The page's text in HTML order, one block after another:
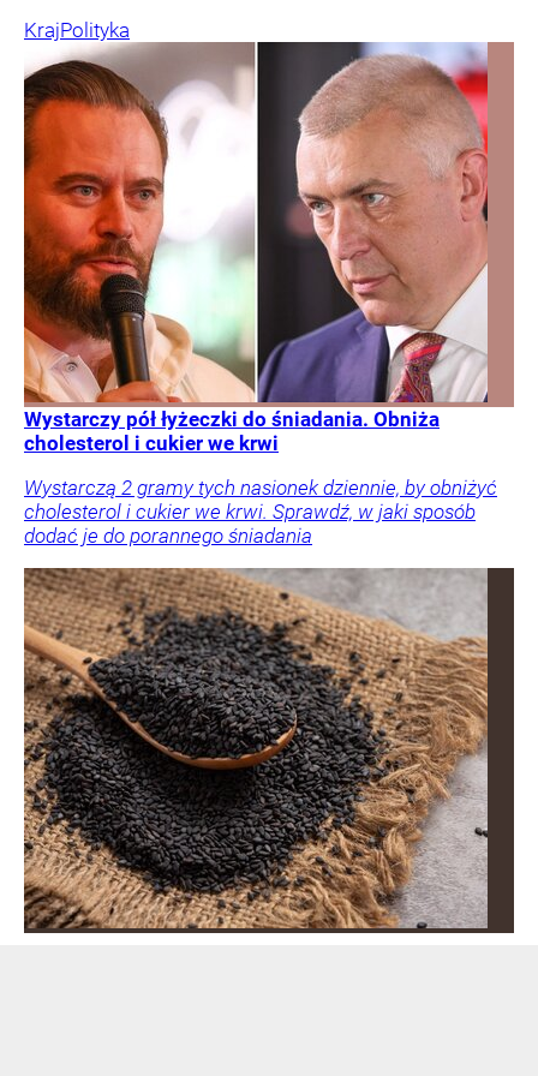
KrajPolityka
Wystarczy pół łyżeczki do śniadania. Obniża
cholesterol i cukier we krwi
Wystarczą 2 gramy tych nasionek dziennie, by obniżyć
cholesterol i cukier we krwi. Sprawdź, w jaki sposób
dodać je do porannego śniadania